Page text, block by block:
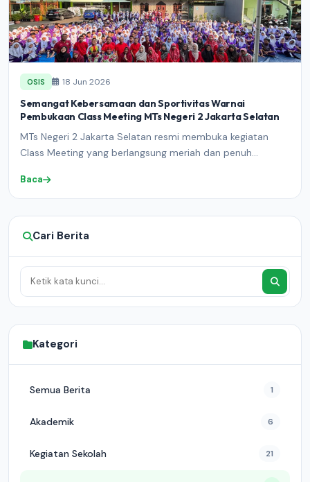
OSIS 18 Jun 2026
Semangat Kebersamaan dan Sportivitas Warnai
Pembukaan Class Meeting MTs Negeri 2 Jakarta Selatan
MTs Negeri 2 Jakarta Selatan resmi membuka kegiatan
Class Meeting yang berlangsung meriah dan penuh...
Baca
Cari Berita
Kategori
Semua Berita 1
Akademik 6
Kegiatan Sekolah 21